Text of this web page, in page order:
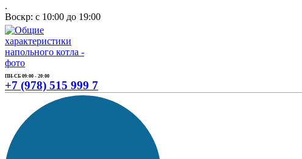
.
Воскр: с 10:00 до 19:00
ПН-СБ 09:00 - 20:00
+7 (978) 515 999 7